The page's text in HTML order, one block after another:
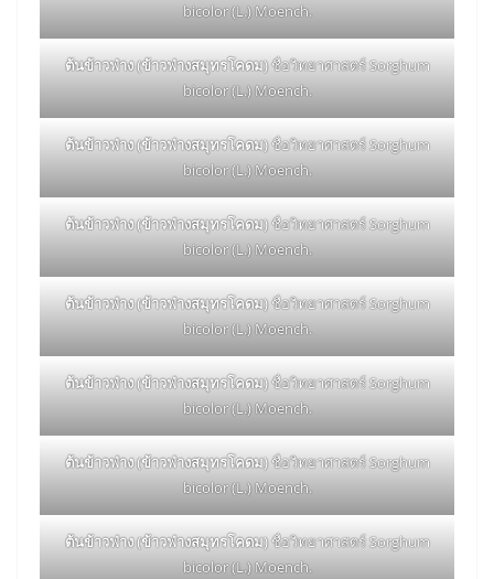
bicolor (L.) Moench.
ต้นข้าวฟ่าง (ข้าวฟ่างสมุทรโคดม)ชื่อวิทยาศาสตร์ Sorghum
bicolor (L.) Moench.
ต้นข้าวฟ่าง (ข้าวฟ่างสมุทรโคดม)ชื่อวิทยาศาสตร์ Sorghum
bicolor (L.) Moench.
ต้นข้าวฟ่าง (ข้าวฟ่างสมุทรโคดม)ชื่อวิทยาศาสตร์ Sorghum
bicolor (L.) Moench.
ต้นข้าวฟ่าง (ข้าวฟ่างสมุทรโคดม)ชื่อวิทยาศาสตร์ Sorghum
bicolor (L.) Moench.
ต้นข้าวฟ่าง (ข้าวฟ่างสมุทรโคดม)ชื่อวิทยาศาสตร์ Sorghum
bicolor (L.) Moench.
ต้นข้าวฟ่าง (ข้าวฟ่างสมุทรโคดม)ชื่อวิทยาศาสตร์ Sorghum
bicolor (L.) Moench.
ต้นข้าวฟ่าง (ข้าวฟ่างสมุทรโคดม)ชื่อวิทยาศาสตร์ Sorghum
bicolor (L.) Moench.